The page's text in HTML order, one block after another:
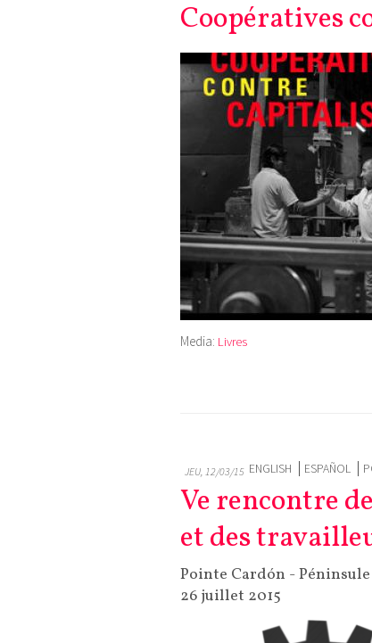
Coopératives
Media: Livres
JEU, 12/03/15 ENGLISH ESPAÑOL
Ve rencontre
et des
Pointe Cardón - Péninsule
26 juillet 2015